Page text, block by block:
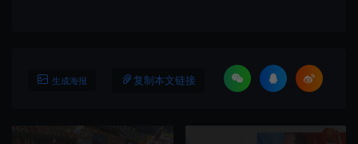
生成海报 复制本文链接